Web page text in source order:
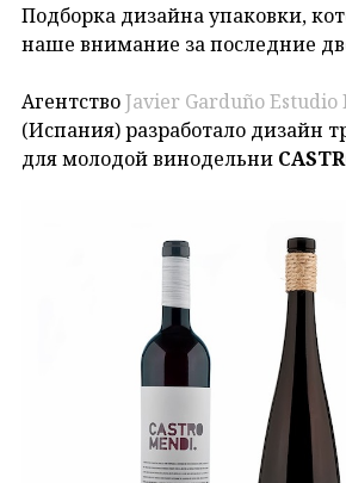
Подборка дизайна упаковки,
наше внимание за последние
АгентствоJavier Garduño Estudio
(Испания) разработало дизайн
для молодой винодельни